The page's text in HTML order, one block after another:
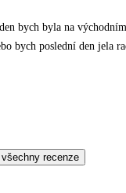
bych byla na
bych poslední den jela
recenze